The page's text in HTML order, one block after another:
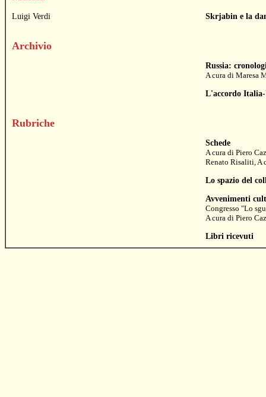
Luigi Verdi Skrjabin e la
Archivio
Russia:
A cura di Maresa
L'accordo
Rubriche
Schede
A cura di Piero
Renato Risaliti, A
Lo spazio del
Avvenimenti
Congresso "Lo
A cura di Piero
Libri ricevuti